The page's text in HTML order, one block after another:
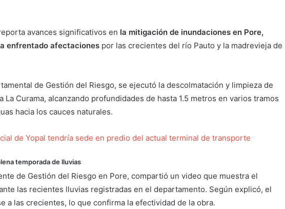
avances significativos en la mitigación de inundaciones en Pore,
enfrentado afectaciones por las crecientes del río Pauto y la madrevieja de
de Gestión del Riesgo, se ejecutó la descolmatación y limpieza de
La Curama, alcanzando profundidades de hasta 1.5 metros en varios tramos
hacia los cauces naturales.
de Yopal tendría sede en predio del actual terminal de transporte
temporada de lluvias
de Gestión del Riesgo en Pore, compartió un video que muestra el
las recientes lluvias registradas en el departamento. Según explicó, el
a las crecientes, lo que confirma la efectividad de la obra.